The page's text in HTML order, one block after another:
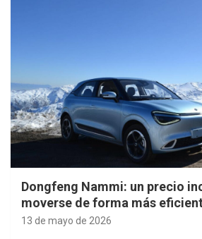
Dongfeng Nammi: un precio
moverse de forma más
13 de mayo de 2026